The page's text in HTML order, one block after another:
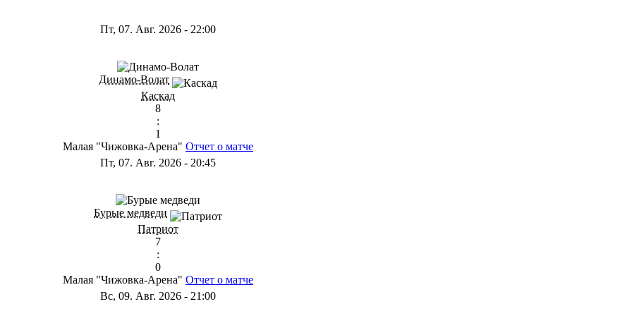
Пт, 07. Авг. 2026 - 22:00
Динамо-Волат
Каскад
8
:
1
Малая "Чижовка-Арена" Отчет о матче
Пт, 07. Авг. 2026 - 20:45
Бурые медведи
Патриот
7
:
0
Малая "Чижовка-Арена" Отчет о матче
Вс, 09. Авг. 2026 - 21:00